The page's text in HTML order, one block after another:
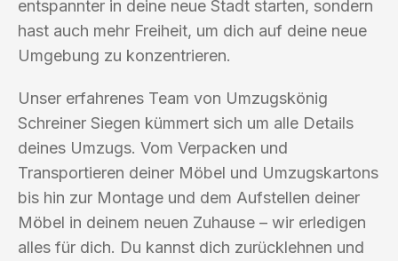
entspannter in deine neue Stadt starten, sondern
hast auch mehr Freiheit, um dich auf deine neue
Umgebung zu konzentrieren.
Unser erfahrenes Team von Umzugskönig
Schreiner Siegen kümmert sich um alle Details
deines Umzugs. Vom Verpacken und
Transportieren deiner Möbel und Umzugskartons
bis hin zur Montage und dem Aufstellen deiner
Möbel in deinem neuen Zuhause – wir erledigen
alles für dich. Du kannst dich zurücklehnen und